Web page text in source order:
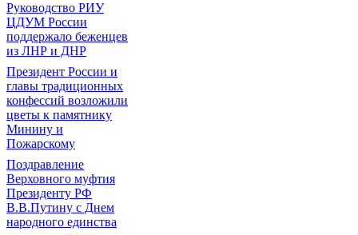
Руководство РИУ
ЦДУМ России
поддержало беженцев
из ЛНР и ДНР
Президент России и
главы традиционных
конфессий возложили
цветы к памятнику
Минину и
Пожарскому
Поздравление
Верховного муфтия
Президенту РФ
В.В.Путину с Днем
народного единства